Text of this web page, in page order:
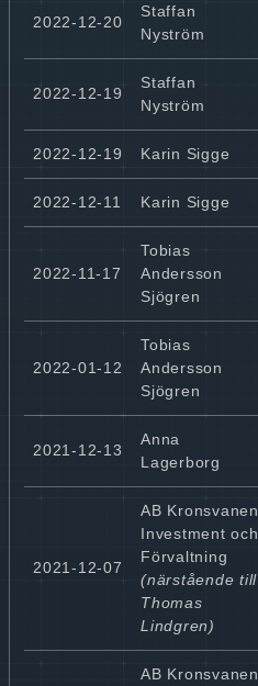
2022-12-20
Staffan
Nyström
2022-12-19
Staffan
Nyström
2022-12-19 Karin Sigge
2022-12-11 Karin Sigge
2022-11-17
Tobias
Andersson
Sjögren
2022-01-12
Tobias
Andersson
Sjögren
2021-12-13
Anna
Lagerborg
2021-12-07
AB Kronsvanen
Investment och
Förvaltning
(närstående till
Thomas
Lindgren)
AB Kronsvanen